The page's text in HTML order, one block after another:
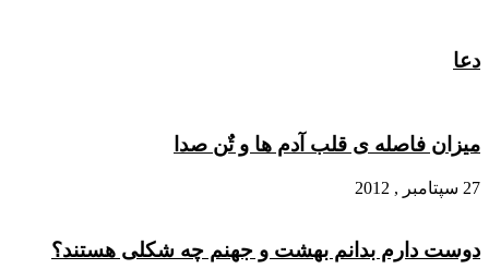
دعا
میزان فاصله ی قلب آدم ها و تٌن صدا
27 سپتامبر , 2012
دوست دارم بدانم بهشت و جهنم چه شکلی هستند؟